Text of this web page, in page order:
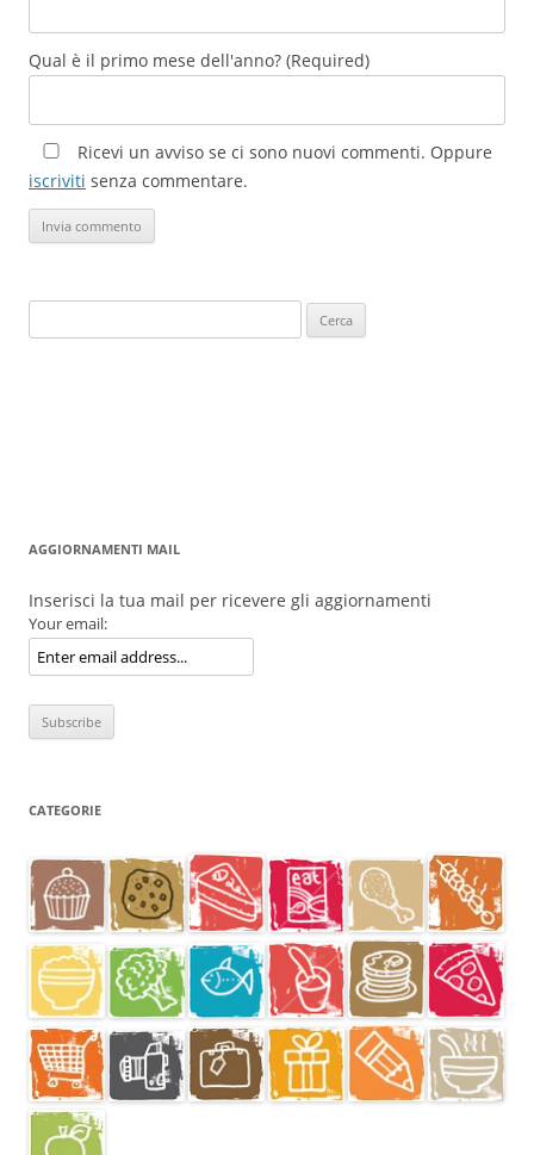
Qual è il primo mese dell'anno? (Required)
Ricevi un avviso se ci sono nuovi commenti. Oppure
iscriviti senza commentare.
per:
AGGIORNAMENTI MAIL
Inserisci la tua mail per ricevere gli aggiornamenti
Your email:
CATEGORIE